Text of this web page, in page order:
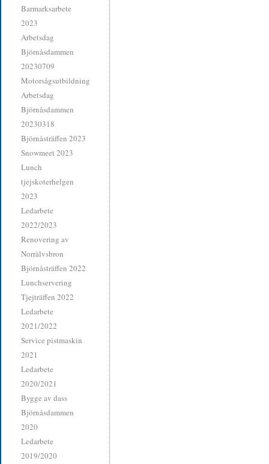
Barmarksarbete
2023
Arbetsdag
Björnåsdammen
20230709
Motorsågsutbildning
Arbetsdag
Björnåsdammen
20230318
Björnåsträffen 2023
Snowmeet 2023
Lunch
tjejskoterhelgen
2023
Ledarbete
2022/2023
Renovering av
Norrälvsbron
Björnåsträffen 2022
Lunchservering
Tjejträffen 2022
Ledarbete
2021/2022
Service pistmaskin
2021
Ledarbete
2020/2021
Bygge av dass
Björnåsdammen
2020
Ledarbete
2019/2020